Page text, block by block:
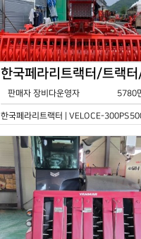
판매자 장비다운영자 5780
한국페라리트랙터 | VELOCE-